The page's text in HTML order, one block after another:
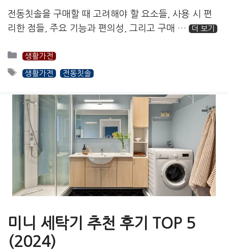
전동칫솔을 구매할 때 고려해야 할 요소들, 사용 시 편
리한 점들, 주요 기능과 편의성, 그리고 구매 …
더 보기
카
테
리
생활가전
태
생활가전 전동칫솔
미니 세탁기 추천 후기 TOP 5
(2024)